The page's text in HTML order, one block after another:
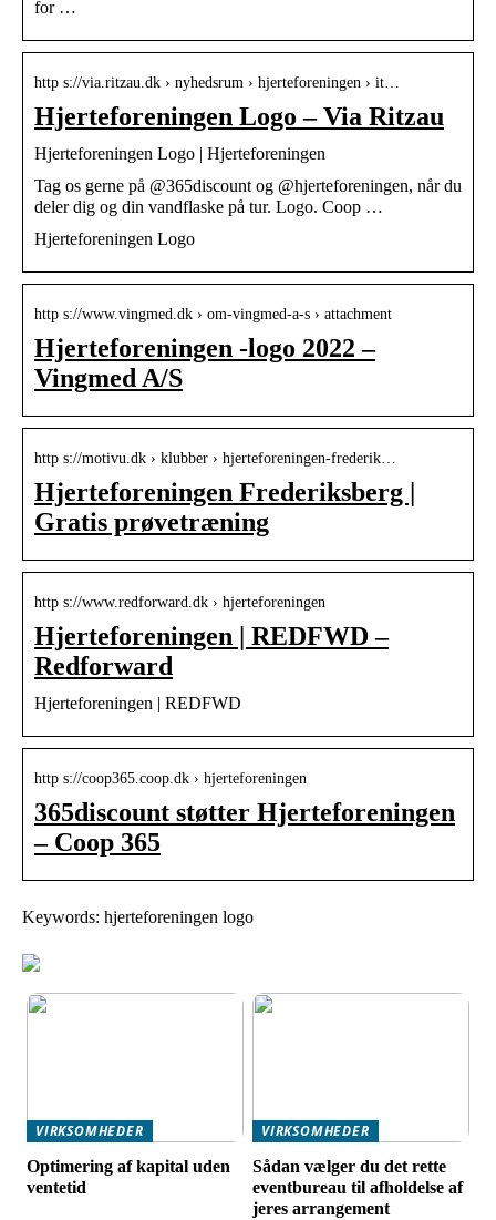
for …
http s://via.ritzau.dk › nyhedsrum › hjerteforeningen › it…
Hjerteforeningen Logo – Via Ritzau
Hjerteforeningen Logo | Hjerteforeningen
Tag os gerne på @365discount og @hjerteforeningen, når du
deler dig og din vandflaske på tur. Logo. Coop …
Hjerteforeningen Logo
http s://www.vingmed.dk › om-vingmed-a-s › attachment
Hjerteforeningen -logo 2022 –
Vingmed A/S
http s://motivu.dk › klubber › hjerteforeningen-frederik…
Hjerteforeningen Frederiksberg |
Gratis prøvetræning
http s://www.redforward.dk › hjerteforeningen
Hjerteforeningen | REDFWD –
Redforward
Hjerteforeningen | REDFWD
http s://coop365.coop.dk › hjerteforeningen
365discount støtter Hjerteforeningen
– Coop 365
Keywords: hjerteforeningen logo
VIRKSOMHEDER
Optimering af kapital uden
ventetid
VIRKSOMHEDER
Sådan vælger du det rette
eventbureau til afholdelse af
jeres arrangement